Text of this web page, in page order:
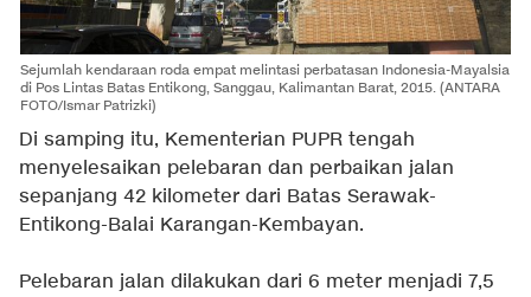
Sejumlah kendaraan roda empat melintasi perbatasan Indonesia-Mayalsia
di Pos Lintas Batas Entikong, Sanggau, Kalimantan Barat, 2015. (ANTARA
FOTO/Ismar Patrizki)
Di samping itu, Kementerian PUPR tengah
menyelesaikan pelebaran dan perbaikan jalan
sepanjang 42 kilometer dari Batas Serawak-
Entikong-Balai Karangan-Kembayan.
Pelebaran jalan dilakukan dari 6 meter menjadi 7,5